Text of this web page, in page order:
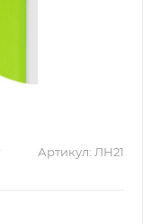
Артикул: ЛН21